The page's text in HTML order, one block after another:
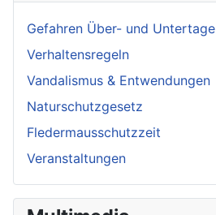
Gefahren Über- und Untertage
Verhaltensregeln
Vandalismus & Entwendungen
Naturschutzgesetz
Fledermausschutzzeit
Veranstaltungen